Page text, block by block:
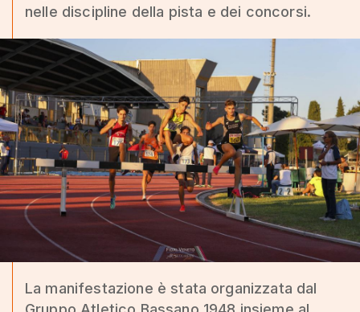
nelle discipline della pista e dei concorsi.
La manifestazione è stata organizzata dal